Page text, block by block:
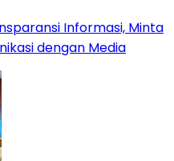
Informasi, Minta
dengan Media